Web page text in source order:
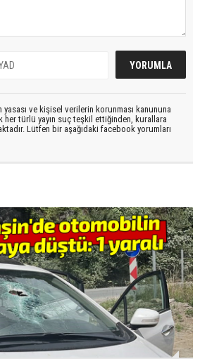
yasası ve kişisel verilerin korunması kanununa
her türlü yayın suç teşkil ettiğinden, kurallara
Lütfen bir aşağıdaki facebook yorumları